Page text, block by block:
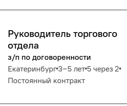
Руководитель торгового
отдела
з/п по договоренности
Екатеринбург 3‒5 лет 5 через 2
Постоянный контракт